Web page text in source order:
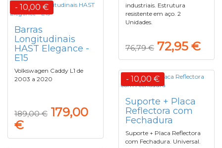
industriais. Estrutura
resistente em aço. 2
Unidades.
76,79 € 72,95 €
- 10,00 €
Barras
Longitudinais
HAST Elegance -
E15
Volkswagen Caddy L1 de
2003 a 2020
189,00 € 179,00
€
- 10,00 €
Suporte + Placa
Reflectora com
Fechadura
Suporte + Placa Reflectora
com Fechadura. Universal.